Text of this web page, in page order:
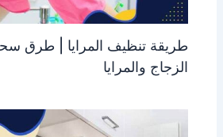
طريقة تنظيف المرايا | طرق
الزجاج والمرايا